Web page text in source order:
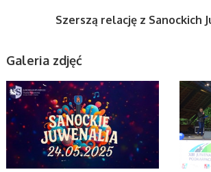
Szerszą relację z Sanockich
Galeria zdjęć